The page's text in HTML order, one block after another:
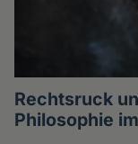
Rechtsruck
Philosophie